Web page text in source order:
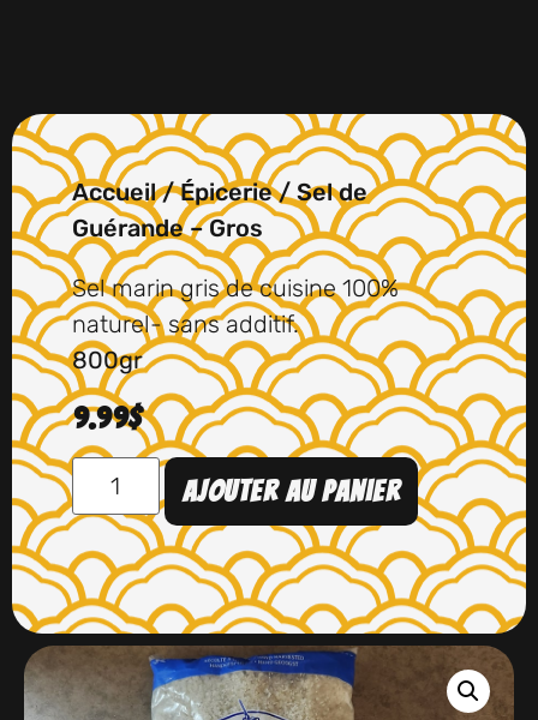
Accueil/Épicerie/ Sel de
Guérande – Gros
Sel marin gris de cuisine 100%
naturel- sans additif.
800gr
9.99$
Ajouter au panier